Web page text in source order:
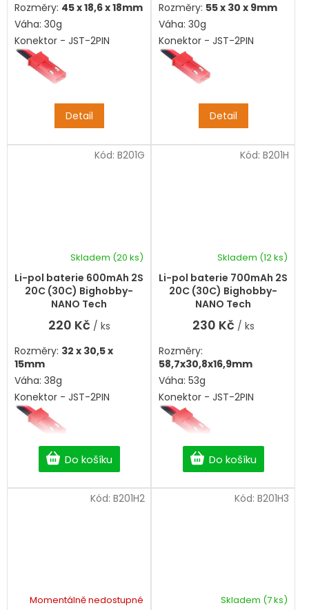
Detail
Rozměry: 45 x 18,6 x 18mm
Váha: 30g
Konektor - JST-2PIN
Detail
Rozměry: 55 x 30 x 9mm
Váha: 30g
Konektor - JST-2PIN
Li-pol baterie 600mAh 2S
20C (30C) Bighobby-
NANO Tech
Skladem (20 ks)
220 Kč / ks
Do košíku
Rozměry: 32 x 30,5 x
15mm
Váha: 38g
Konektor - JST-2PIN
Kód: B201G
Li-pol baterie 700mAh 2S
20C (30C) Bighobby-
NANO Tech
hodnocení
produktu
hvězdiček.
Skladem (12 ks)
230 Kč / ks
Do košíku
Rozměry:
58,7x30,8x16,9mm
Váha: 53g
Konektor - JST-2PIN
Kód: B201H
Momentálně nedostupné
Kód: B201H2
Skladem (7 ks)
Kód: B201H3